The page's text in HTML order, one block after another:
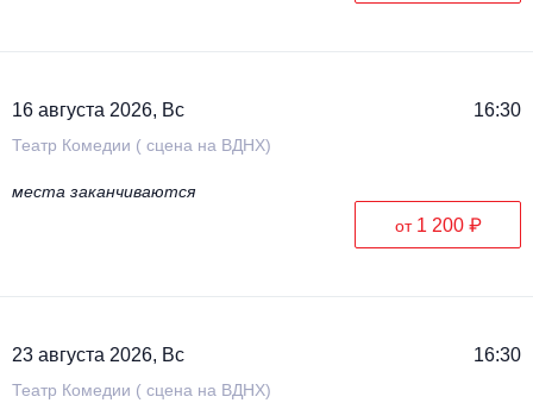
16 августа 2026, Вс 16:30
Театр Комедии ( сцена на ВДНХ)
места заканчиваются
от 1 200 ₽
23 августа 2026, Вс 16:30
Театр Комедии ( сцена на ВДНХ)